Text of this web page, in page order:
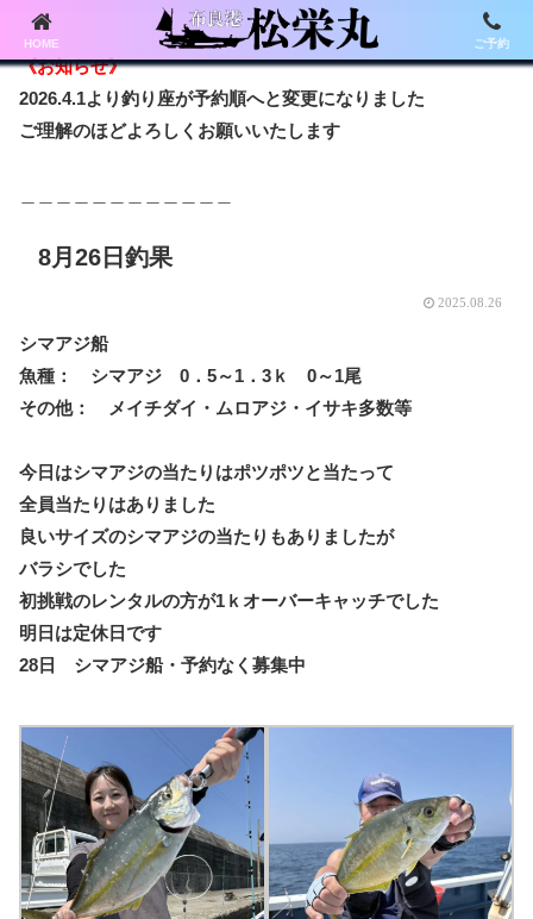
《お知らせ》
2026.4.1より釣り座が予約順へと変更になりました
ご理解のほどよろしくお願いいたします
8月26日釣果
2025.08.26
シマアジ船
魚種： シマアジ 0．5～1．3ｋ 0～1尾
その他： メイチダイ・ムロアジ・イサキ多数等
今日はシマアジの当たりはポツポツと当たって
全員当たりはありました
良いサイズのシマアジの当たりもありましたが
バラシでした
初挑戦のレンタルの方が1ｋオーバーキャッチでした
明日は定休日です
28日 シマアジ船・予約なく募集中
HOME ご予約